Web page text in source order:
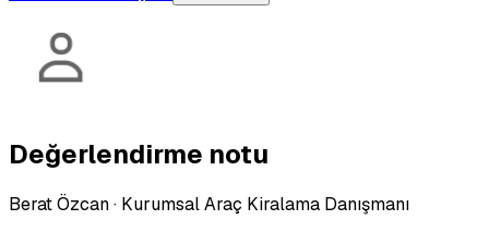
Değerlendirme notu
Berat Özcan· Kurumsal Araç Kiralama Danışmanı